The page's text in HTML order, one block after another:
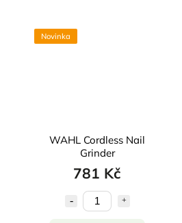
Novinka
WAHL Cordless Nail
Grinder
781 Kč